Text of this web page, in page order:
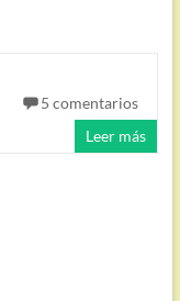
5 comentarios
Leer más